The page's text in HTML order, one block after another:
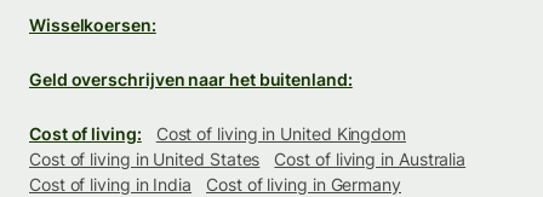
Wisselkoersen:
Geld overschrijven naar het buitenland:
Cost of living:
Cost of living in United Kingdom
Cost of living in United States
Cost of living in Australia
Cost of living in India
Cost of living in Germany